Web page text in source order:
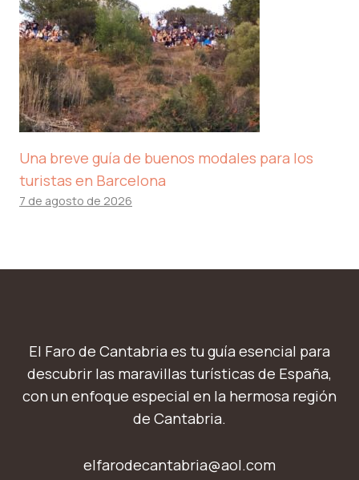
Una breve guía de buenos modales para los
turistas en Barcelona
7 de agosto de 2026
El Faro de Cantabria es tu guía esencial para
descubrir las maravillas turísticas de España,
con un enfoque especial en la hermosa región
de Cantabria.
elfarodecantabria@aol.com